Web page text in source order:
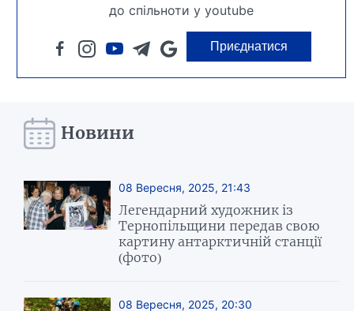
до спільноти у youtube
Приєднатися
Новини
08 Вересня, 2025, 21:43
Легендарний художник із
Тернопільщини передав свою
картину антарктичній станції
(фото)
08 Вересня, 2025, 20:30